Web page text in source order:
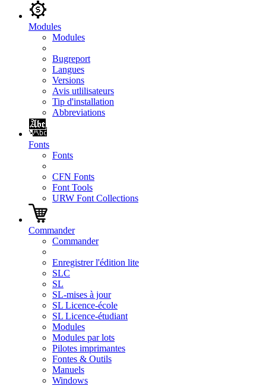
Modules
Modules
Bugreport
Langues
Versions
Avis utlilisateurs
Tip d'installation
Abbreviations
Fonts
Fonts
CFN Fonts
Font Tools
URW Font Collections
Commander
Commander
Enregistrer l'édition lite
SLC
SL
SL-mises à jour
SL Licence-école
SL Licence-étudiant
Modules
Modules par lots
Pilotes imprimantes
Fontes & Outils
Manuels
Windows